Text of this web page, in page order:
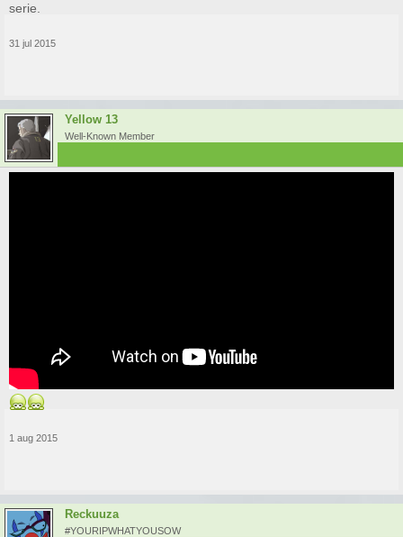
serie.
31 jul 2015
Yellow 13
Well-Known Member
1 aug 2015
Reckuuza
#YOURIPWHATYOUSOW